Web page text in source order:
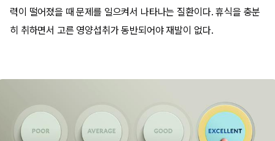
력이 떨어졌을 때 문제를 일으켜서 나타나는 질환이다. 휴식을 충분
히 취하면서 고른 영양섭취가 동반되어야 재발이 없다.